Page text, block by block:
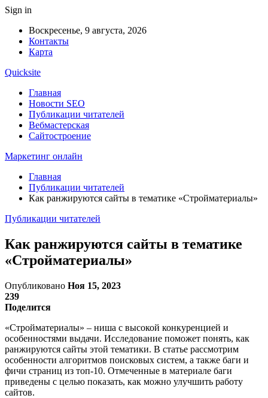
Sign in
Воскресенье, 9 августа, 2026
Контакты
Карта
Quicksite
Главная
Новости SEO
Публикации читателей
Вебмастерская
Сайтостроение
Маркетинг онлайн
Главная
Публикации читателей
Как ранжируются сайты в тематике «Стройматериалы»
Публикации читателей
Как ранжируются сайты в тематике
«Стройматериалы»
Опубликовано Ноя 15, 2023
239
Поделится
«Стройматериалы» – ниша с высокой конкуренцией и
особенностями выдачи. Исследование поможет понять, как
ранжируются сайты этой тематики. В статье рассмотрим
особенности алгоритмов поисковых систем, а также баги и
фичи страниц из топ-10. Отмеченные в материале баги
приведены с целью показать, как можно улучшить работу
сайтов.